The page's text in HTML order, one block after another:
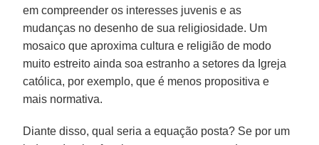
em compreender os interesses juvenis e as
mudanças no desenho de sua religiosidade. Um
mosaico que aproxima cultura e religião de modo
muito estreito ainda soa estranho a setores da Igreja
católica, por exemplo, que é menos propositiva e
mais normativa.
Diante disso, qual seria a equação posta? Se por um